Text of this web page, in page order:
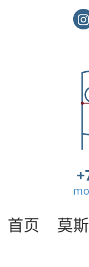
莫
斯
科
游
。
莫
斯
导
游
首页 莫